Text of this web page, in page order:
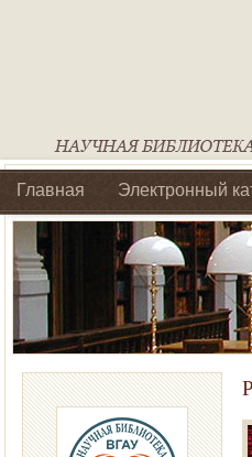
Главная Электронный
Библиотеки